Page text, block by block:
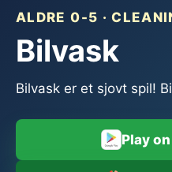
ALDRE 0-5 ·
Bilvask
Bilvask er et sjovt spil!
Play